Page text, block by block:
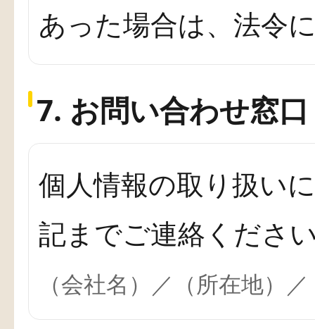
あった場合は、法令
7. お問い合わせ窓
個人情報の取り扱い
記までご連絡くださ
（会社名）／（所在地）